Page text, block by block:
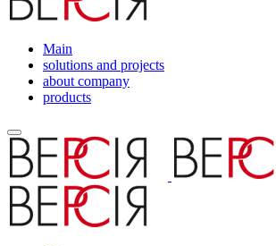
Main
solutions and projects
about company
products